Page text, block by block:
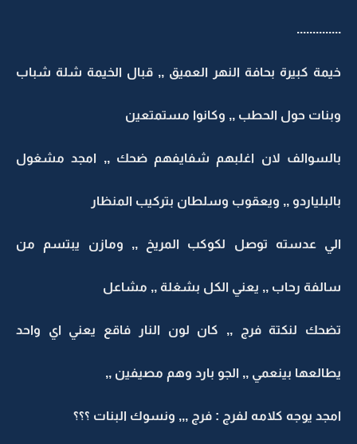
..............
خيمة كبيرة بحافة النهر العميق ,, قبال الخيمة شلة شباب
وبنات حول الحطب ,, وكانوا مستمتعين
بالسوالف لان اغلبهم شفايفهم ضحك ,, امجد مشغول
بالبلياردو ,, ويعقوب وسلطان بتركيب المنظار
الي عدسته توصل لكوكب المريخ ,, ومازن يبتسم من
سالفة رحاب ,, يعني الكل بشغلة ,, مشاعل
تضحك لنكتة فرج ,, كان لون النار فاقع يعني اي واحد
يطالعها بينعمي ,, الجو بارد وهم مصيفين ,,
امجد يوجه كلامه لفرج : فرج ,,, ونسوك البنات ؟؟؟